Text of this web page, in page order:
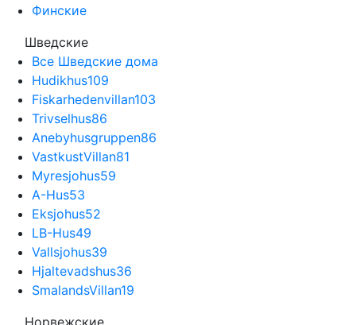
Финские
Шведские
Все Шведские дома
Hudikhus109
Fiskarhedenvillan103
Trivselhus86
Anebyhusgruppen86
VastkustVillan81
Myresjohus59
A-Hus53
Eksjohus52
LB-Hus49
Vallsjohus39
Hjaltevadshus36
SmalandsVillan19
Норвежские